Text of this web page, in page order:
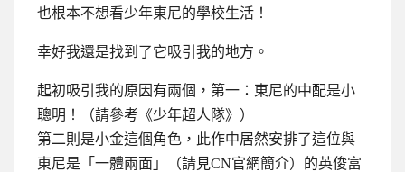
也根本不想看少年東尼的學校生活！
幸好我還是找到了它吸引我的地方。
起初吸引我的原因有兩個，第一：東尼的中配是小
聰明！（請參考《少年超人隊》）
第二則是小金這個角色，此作中居然安排了這位與
東尼是「一體兩面」（請見CN官網簡介）的英俊富